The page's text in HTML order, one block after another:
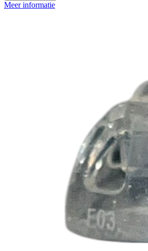
Meer informatie